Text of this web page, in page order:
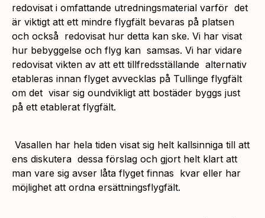
redovisat i omfattande utredningsmaterial varför det
är viktigt att ett mindre flygfält bevaras på platsen
och också redovisat hur detta kan ske. Vi har visat
hur bebyggelse och flyg kan samsas. Vi har vidare
redovisat vikten av att ett tillfredsställande alternativ
etableras innan flyget avvecklas på Tullinge flygfält
om det visar sig oundvikligt att bostäder byggs just
på ett etablerat flygfält.
Vasallen har hela tiden visat sig helt kallsinniga till att
ens diskutera dessa förslag och gjort helt klart att
man vare sig avser låta flyget finnas kvar eller har
möjlighet att ordna ersättningsflygfält.